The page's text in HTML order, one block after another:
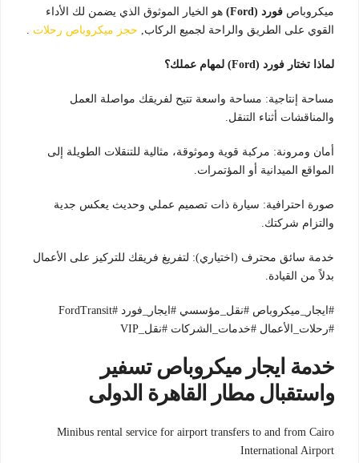
ميكروباص فورد (Ford)
هو الخيار الموثوق الذي يضمن لك الأداء
القوي على الطريق والراحة لجميع الركاب, حجز ميكروباص رحلات .
لماذا تختار فورد (Ford) لمهام عملك؟
مساحة إنتاجية: مساحة واسعة تتيح لفريقك مواصلة العمل
والمناقشات أثناء التنقل.
أمان ومرونة: مركبة قوية وموثوقة، مثالية للتنقلات الطويلة إلى
المواقع الميدانية أو المؤتمرات.
صورة احترافية: سيارة ذات تصميم عملي وحديث يعكس جدية
والتزام شركتك.
خدمة سائق محترف (اختياري): لتفريغ فريقك للتركيز على الأعمال
بدلاً من القيادة.
#ايجار_ميكروباص #نقل_مؤسسي #ايجار_فورد #FordTransit
#رحلات_الأعمال #خدمات_الشركات #نقل_VIP
خدمة ايجار ميكروباص تسفير
واستقبال مطار القاهرة الدولى
Minibus rental service for airport transfers to and from Cairo
International Airport